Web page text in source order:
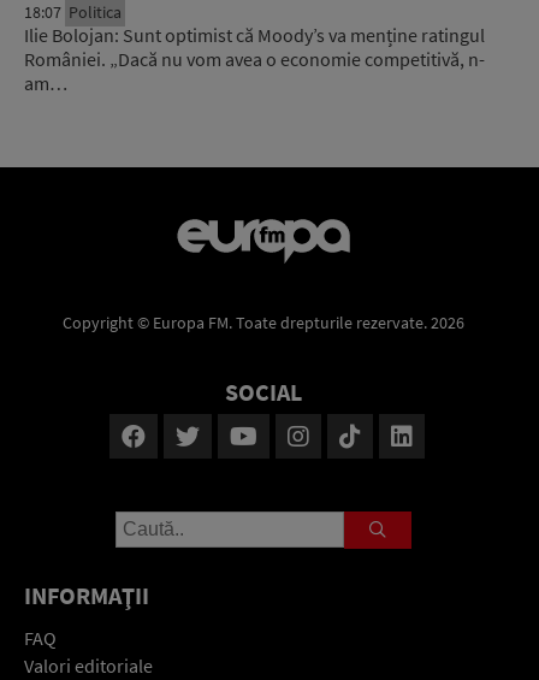
18:07 Politica
Ilie Bolojan: Sunt optimist că Moody’s va menține ratingul
României. „Dacă nu vom avea o economie competitivă, n-
am…
Copyright © Europa FM. Toate drepturile rezervate. 2026
SOCIAL
INFORMAŢII
FAQ
Valori editoriale